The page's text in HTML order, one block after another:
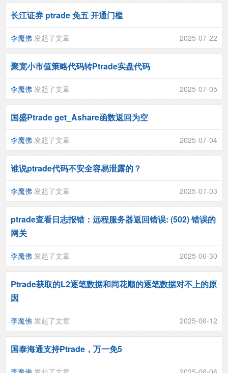
长江证券 ptrade 免五 开通门槛
李魔佛 发起了文章 2025-07-22
聚宽小市值策略代码转Ptrade实盘代码
李魔佛 发起了文章 2025-07-05
国盛Ptrade get_Ashare函数返回为空
李魔佛 发起了文章 2025-07-04
谁说ptrade代码不安全容易泄露的？
李魔佛 发起了文章 2025-07-03
ptrade查看日志报错：远程服务器返回错误: (502) 错误的
网关
李魔佛 发起了文章 2025-06-30
Ptrade获取的L2逐笔数据和同花顺的逐笔数据对不上的原
因
李魔佛 发起了文章 2025-06-12
国泰海通支持Ptrade，万一免5